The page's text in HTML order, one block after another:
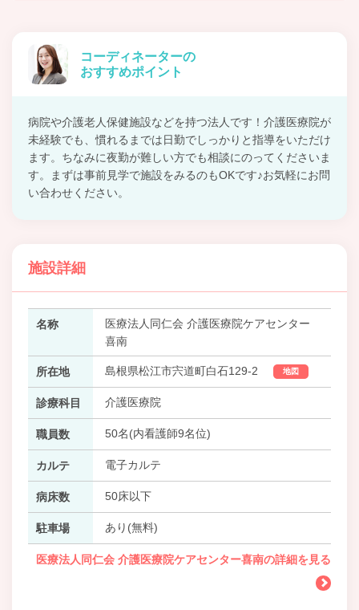
コーディネーターの
おすすめポイント
病院や介護老人保健施設などを持つ法人です！介護医療院が
未経験でも、慣れるまでは日勤でしっかりと指導をいただけ
ます。ちなみに夜勤が難しい方でも相談にのってくださいま
す。まずは事前見学で施設をみるのもOKです♪お気軽にお問
い合わせください。
施設詳細
名称
医療法人同仁会 介護医療院ケアセンター
喜南
所在地 島根県松江市宍道町白石129-2 地図
診療科目 介護医療院
職員数 50名(内看護師9名位)
カルテ 電子カルテ
病床数 50床以下
駐車場 あり(無料)
医療法人同仁会 介護医療院ケアセンター喜南の詳細を見る